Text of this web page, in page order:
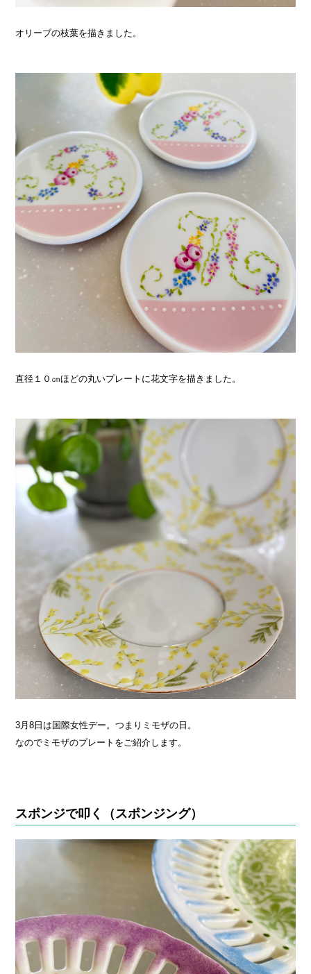
オリーブの枝葉を描きました。
直径１０㎝ほどの丸いプレートに花文字を描きました。
3月8日は国際女性デー。つまりミモザの日。
なのでミモザのプレートをご紹介します。
スポンジで叩く（スポンジング）